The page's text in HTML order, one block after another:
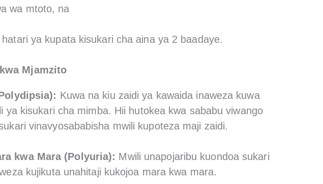
wa mtoto, na
ya kupata kisukari cha aina ya 2 baadaye.
Mjamzito
Kuwa na kiu zaidi ya kawaida inaweza kuwa
ya kisukari cha mimba. Hii hutokea kwa sababu viwango
vinavyosababisha mwili kupoteza maji zaidi.
kwa Mara (Polyuria): Mwili unapojaribu kuondoa sukari
kujikuta unahitaji kukojoa mara kwa mara.